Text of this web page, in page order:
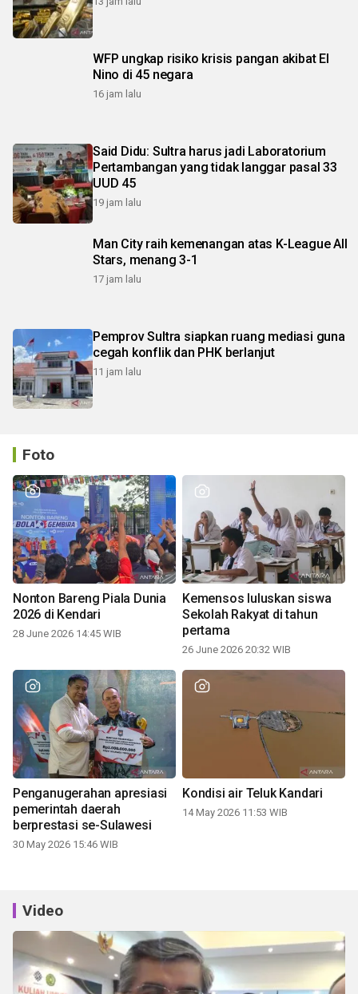
WFP ungkap risiko krisis pangan akibat El
Nino di 45 negara
16 jam lalu
Said Didu: Sultra harus jadi Laboratorium
Pertambangan yang tidak langgar pasal 33
UUD 45
19 jam lalu
Man City raih kemenangan atas K-League All
Stars, menang 3-1
17 jam lalu
Pemprov Sultra siapkan ruang mediasi guna
cegah konflik dan PHK berlanjut
11 jam lalu
Foto
Nonton Bareng Piala Dunia
2026 di Kendari
28 June 2026 14:45 WIB
Kemensos luluskan siswa
Sekolah Rakyat di tahun
pertama
26 June 2026 20:32 WIB
Penganugerahan apresiasi
pemerintah daerah
berprestasi se-Sulawesi
30 May 2026 15:46 WIB
Kondisi air Teluk Kandari
14 May 2026 11:53 WIB
Video